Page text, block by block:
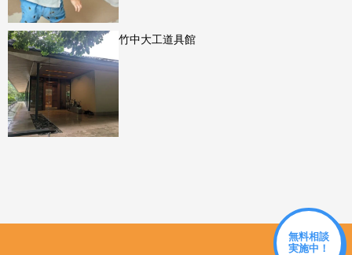
竹中大工道具館
無料相談
実施中！